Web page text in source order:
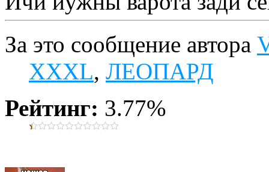
За это сообщение автора
XXXL, ЛЕОПАРД
Рейтинг: 3.77%